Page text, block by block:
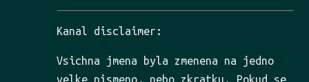
Kanal disclaimer:
Vsichna jmena byla zmenena na jedno
velke pismeno, nebo zkratku. Pokud se